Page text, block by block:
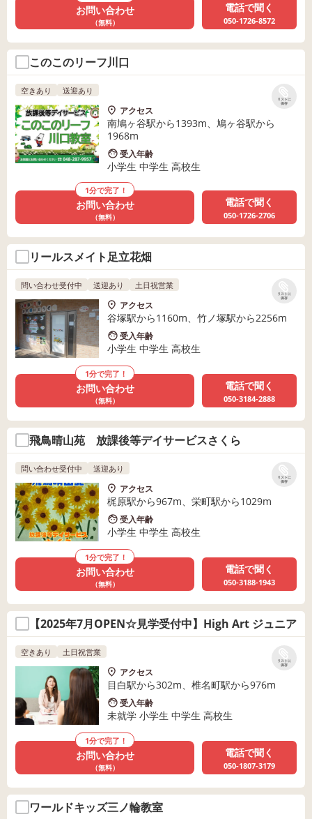
お問い合わせ
（無料）
電話で聞く
050-1726-8572
このこのリーフ川口
リストに
保存
空きあり 送迎あり
アクセス
南鳩ヶ谷駅から1393m、鳩ヶ谷駅から
1968m
受入年齢
小学生 中学生 高校生
1分で完了！
お問い合わせ
（無料）
電話で聞く
050-1726-2706
リールスメイト足立花畑
リストに
保存
問い合わせ受付中 送迎あり 土日祝営業
アクセス
谷塚駅から1160m、竹ノ塚駅から2256m
受入年齢
小学生 中学生 高校生
1分で完了！
お問い合わせ
（無料）
電話で聞く
050-3184-2888
飛鳥晴山苑 放課後等デイサービスさくら
リストに
保存
問い合わせ受付中 送迎あり
アクセス
梶原駅から967m、栄町駅から1029m
受入年齢
小学生 中学生 高校生
1分で完了！
お問い合わせ
（無料）
電話で聞く
050-3188-1943
【2025年7月OPEN☆見学受付中】High Art ジュニア
リストに
保存
空きあり 土日祝営業
アクセス
目白駅から302m、椎名町駅から976m
受入年齢
未就学 小学生 中学生 高校生
1分で完了！
お問い合わせ
（無料）
電話で聞く
050-1807-3179
ワールドキッズ三ノ輪教室